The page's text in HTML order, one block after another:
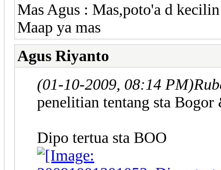
Mas Agus : Mas,poto'a d
Maap ya mas
Agus Riyanto
(01-10-2009, 08:14 PM)
penelitian tentang sta Bogor
Dipo tertua sta BOO